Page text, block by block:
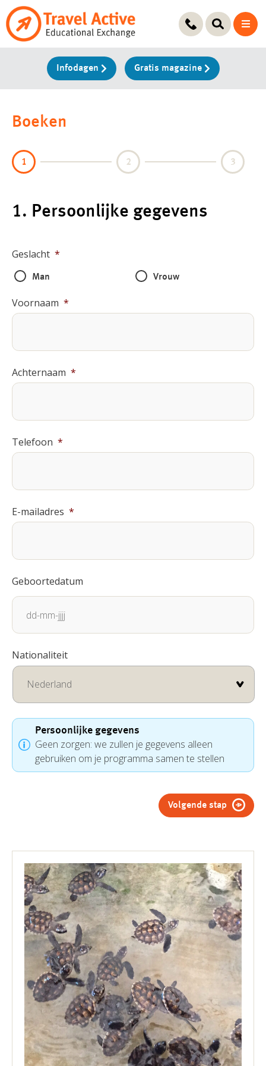
Ga
naar
Infodagen Gratis magazine
Boeken
1 2 3
1. Persoonlijke gegevens
Geslacht *
Man Vrouw
Voornaam *
Achternaam *
Telefoon *
E-mailadres *
Geboortedatum
dash
MM
dash
Nationaliteit
Persoonlijke gegevens
Geen zorgen: we zullen je gegevens alleen
gebruiken om je programma samen te stellen